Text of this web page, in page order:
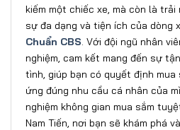
kiếm một chiếc xe, mà còn là trải
sự đa dạng và tiện ích của dòng
Chuẩn CBS. Với đội ngũ nhân
nghiệm, cam kết mang đến sự
tình, giúp bạn có quyết định mua
ứng đúng nhu cầu cá nhân của
nghiệm không gian mua sắm
Nam Tiến, nơi bạn sẽ khám phá